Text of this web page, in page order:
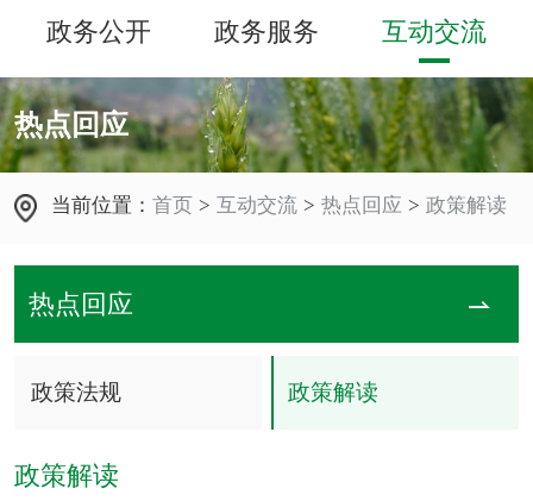
政务公开
政务服务 互动交流
热点回应
当前位置：首页 > 互动交流 > 热点回应 > 政策解读
热点回应
政策法规 政策解读
政策解读